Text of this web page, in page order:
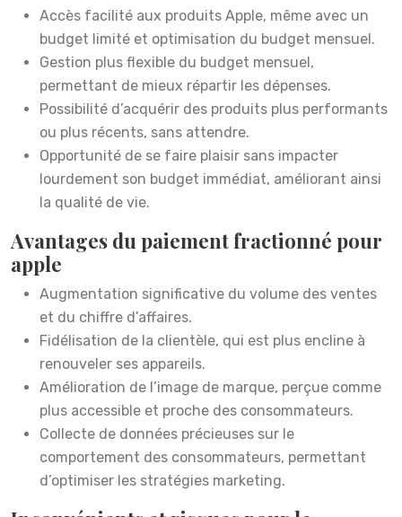
Accès facilité aux produits Apple, même avec un
budget limité et optimisation du budget mensuel.
Gestion plus flexible du budget mensuel,
permettant de mieux répartir les dépenses.
Possibilité d’acquérir des produits plus performants
ou plus récents, sans attendre.
Opportunité de se faire plaisir sans impacter
lourdement son budget immédiat, améliorant ainsi
la qualité de vie.
Avantages du paiement fractionné pour
apple
Augmentation significative du volume des ventes
et du chiffre d’affaires.
Fidélisation de la clientèle, qui est plus encline à
renouveler ses appareils.
Amélioration de l’image de marque, perçue comme
plus accessible et proche des consommateurs.
Collecte de données précieuses sur le
comportement des consommateurs, permettant
d’optimiser les stratégies marketing.